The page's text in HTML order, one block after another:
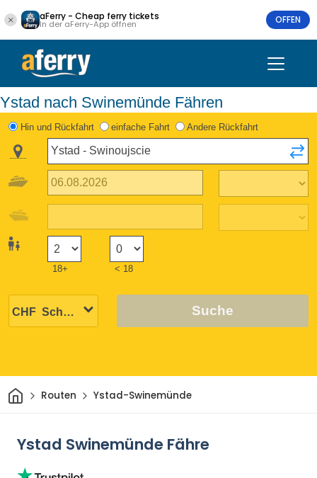
aFerry - Cheap ferry tickets
In der aFerry-App öffnen OFFEN
Ystad nach Swinemünde Fähren
Hin und Rückfahrt einfache Fahrt Andere Rückfahrt
18+ < 18
Suche
HeimRouten Ystad-Swinemünde
Ystad Swinemünde Fähre